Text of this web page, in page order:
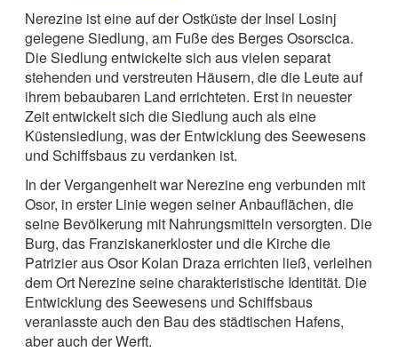
Nerezine ist eine auf der Ostküste der Insel Losinj
gelegene Siedlung, am Fuße des Berges Osorscica.
Die Siedlung entwickelte sich aus vielen separat
stehenden und verstreuten Häusern, die die Leute auf
ihrem bebaubaren Land errichteten. Erst in neuester
Zeit entwickelt sich die Siedlung auch als eine
Küstensiedlung, was der Entwicklung des Seewesens
und Schiffsbaus zu verdanken ist.
In der Vergangenheit war Nerezine eng verbunden mit
Osor, in erster Linie wegen seiner Anbauflächen, die
seine Bevölkerung mit Nahrungsmitteln versorgten. Die
Burg, das Franziskanerkloster und die Kirche die
Patrizier aus Osor Kolan Draza errichten ließ, verleihen
dem Ort Nerezine seine charakteristische Identität. Die
Entwicklung des Seewesens und Schiffsbaus
veranlasste auch den Bau des städtischen Hafens,
aber auch der Werft.